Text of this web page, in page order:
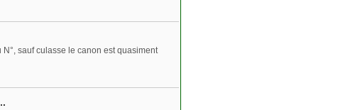
sauf culasse le canon est quasiment